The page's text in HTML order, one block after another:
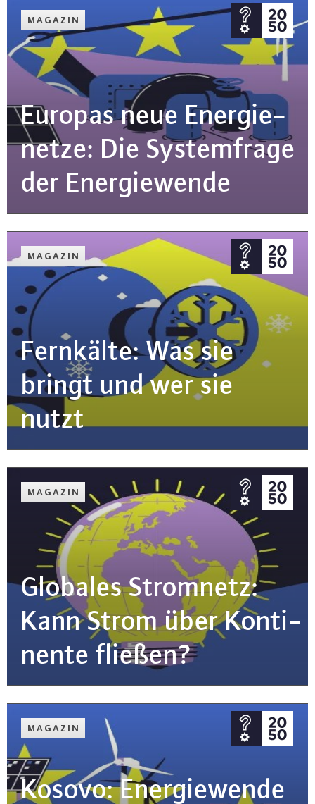
MAGAZIN
Europas neue En­er­gie­
net­ze: Die Sys­tem­fra­ge
der En­er­gie­wen­de
MAGAZIN
Fernkälte: Was sie
bringt und wer sie
nutzt
MAGAZIN
Globales Stromnetz:
Kann Strom über Kon­ti­
nen­te fließen?
MAGAZIN
Kosovo: En­er­gie­wen­de